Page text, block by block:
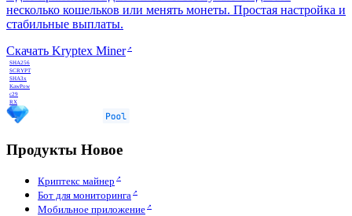
несколько кошельков или менять монеты. Простая настройка и
стабильные выплаты.
Скачать Kryptex Miner
SHA256
SCRYPT
SHA3x
KawPow
c29
RX
Продукты Новое
Криптекс майнер
Бот для мониторинга
Мобильное приложение